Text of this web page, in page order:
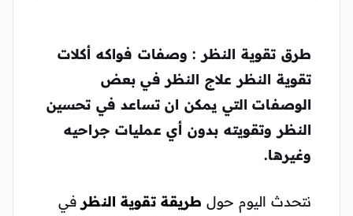
طرق تقوية النظر : وصفات فواكه أكلات
تقوية النظر علاج النظر في بعض
الوصفات التي يمكن ان تساعد في تحسين
النظر وتقويته بدون أي عمليات جراحيه
وغيرها.
نتحدث اليوم حول طريقة تقوية النظر في